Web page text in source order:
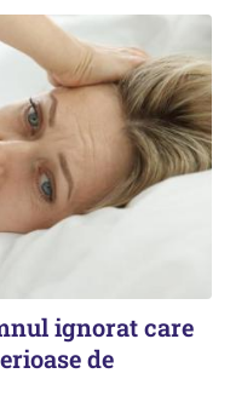
ignorat care
de